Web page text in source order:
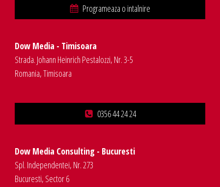
Programeaza o intalnire
Dow Media - Timisoara
Strada. Johann Heinrich Pestalozzi, Nr. 3-5
Romania, Timisoara
0356 44 24 24
Dow Media Consulting - Bucuresti
Spl. Independentei, Nr. 273
Bucuresti, Sector 6